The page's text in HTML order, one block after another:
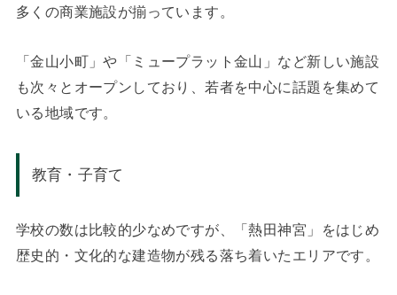
多くの商業施設が揃っています。
「金山小町」や「ミュープラット金山」など新しい施設
も次々とオープンしており、若者を中心に話題を集めて
いる地域です。
教育・子育て
学校の数は比較的少なめですが、「熱田神宮」をはじめ
歴史的・文化的な建造物が残る落ち着いたエリアです。